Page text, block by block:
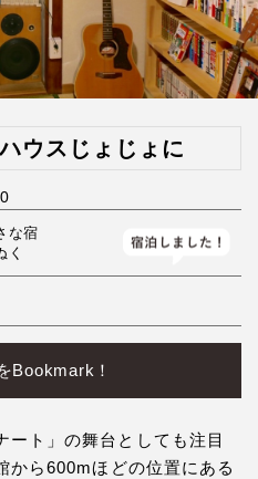
ウスじょじょに
な宿
く
Bookmark！
ート」の舞台としても注目
から600mほどの位置にある